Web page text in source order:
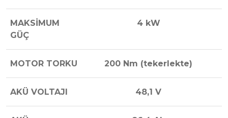
MAKSİMUM
GÜÇ
4 kW
MOTOR TORKU 200 Nm (tekerlekte)
AKÜ VOLTAJI 48,1 V